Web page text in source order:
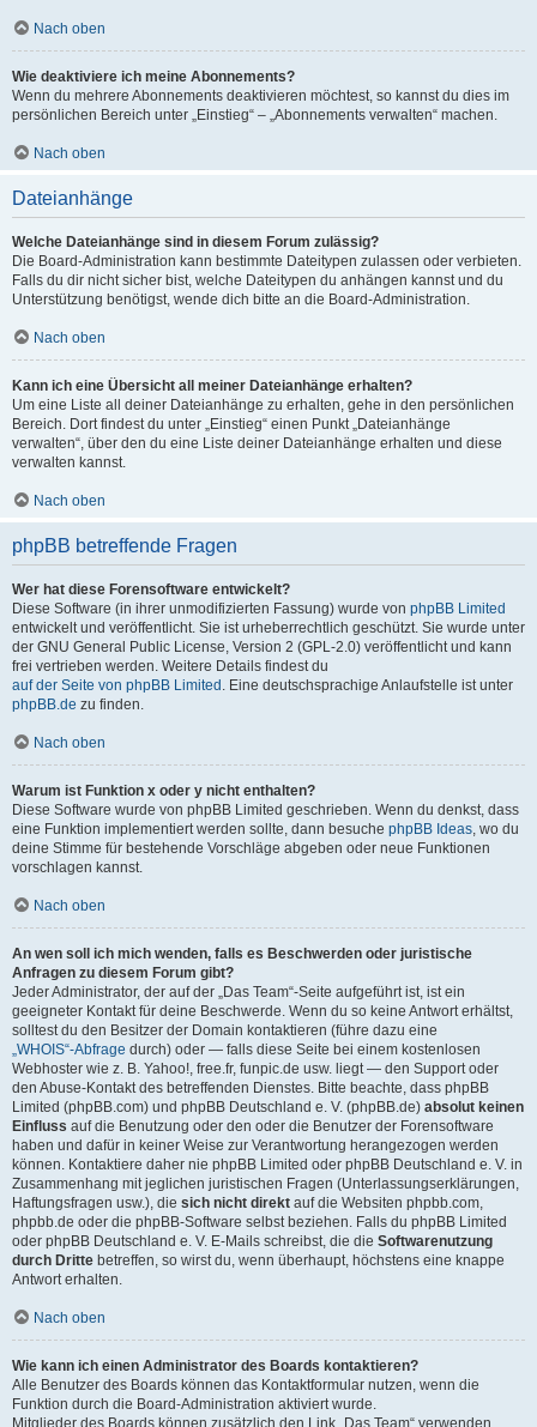
Nach oben
Wie deaktiviere ich meine Abonnements?
Wenn du mehrere Abonnements deaktivieren möchtest, so kannst du dies im
persönlichen Bereich unter „Einstieg“ – „Abonnements verwalten“ machen.
Nach oben
Dateianhänge
Welche Dateianhänge sind in diesem Forum zulässig?
Die Board-Administration kann bestimmte Dateitypen zulassen oder verbieten.
Falls du dir nicht sicher bist, welche Dateitypen du anhängen kannst und du
Unterstützung benötigst, wende dich bitte an die Board-Administration.
Nach oben
Kann ich eine Übersicht all meiner Dateianhänge erhalten?
Um eine Liste all deiner Dateianhänge zu erhalten, gehe in den persönlichen
Bereich. Dort findest du unter „Einstieg“ einen Punkt „Dateianhänge
verwalten“, über den du eine Liste deiner Dateianhänge erhalten und diese
verwalten kannst.
Nach oben
phpBB betreffende Fragen
Wer hat diese Forensoftware entwickelt?
Diese Software (in ihrer unmodifizierten Fassung) wurde von phpBB Limited
entwickelt und veröffentlicht. Sie ist urheberrechtlich geschützt. Sie wurde unter
der GNU General Public License, Version 2 (GPL-2.0) veröffentlicht und kann
frei vertrieben werden. Weitere Details findest du
auf der Seite von phpBB Limited . Eine deutschsprachige Anlaufstelle ist unter
phpBB.de zu finden.
Nach oben
Warum ist Funktion x oder y nicht enthalten?
Diese Software wurde von phpBB Limited geschrieben. Wenn du denkst, dass
eine Funktion implementiert werden sollte, dann besuche phpBB Ideas, wo du
deine Stimme für bestehende Vorschläge abgeben oder neue Funktionen
vorschlagen kannst.
Nach oben
An wen soll ich mich wenden, falls es Beschwerden oder juristische
Anfragen zu diesem Forum gibt?
Jeder Administrator, der auf der „Das Team“-Seite aufgeführt ist, ist ein
geeigneter Kontakt für deine Beschwerde. Wenn du so keine Antwort erhältst,
solltest du den Besitzer der Domain kontaktieren (führe dazu eine
„WHOIS“-Abfrage durch) oder — falls diese Seite bei einem kostenlosen
Webhoster wie z. B. Yahoo!, free.fr, funpic.de usw. liegt — den Support oder
den Abuse-Kontakt des betreffenden Dienstes. Bitte beachte, dass phpBB
Limited (phpBB.com) und phpBB Deutschland e. V. (phpBB.de) absolut keinen
Einfluss auf die Benutzung oder den oder die Benutzer der Forensoftware
haben und dafür in keiner Weise zur Verantwortung herangezogen werden
können. Kontaktiere daher nie phpBB Limited oder phpBB Deutschland e. V. in
Zusammenhang mit jeglichen juristischen Fragen (Unterlassungserklärungen,
Haftungsfragen usw.), die sich nicht direkt auf die Websiten phpbb.com,
phpbb.de oder die phpBB-Software selbst beziehen. Falls du phpBB Limited
oder phpBB Deutschland e. V. E-Mails schreibst, die die Softwarenutzung
durch Dritte betreffen, so wirst du, wenn überhaupt, höchstens eine knappe
Antwort erhalten.
Nach oben
Wie kann ich einen Administrator des Boards kontaktieren?
Alle Benutzer des Boards können das Kontaktformular nutzen, wenn die
Funktion durch die Board-Administration aktiviert wurde.
Mitglieder des Boards können zusätzlich den Link „Das Team“ verwenden.